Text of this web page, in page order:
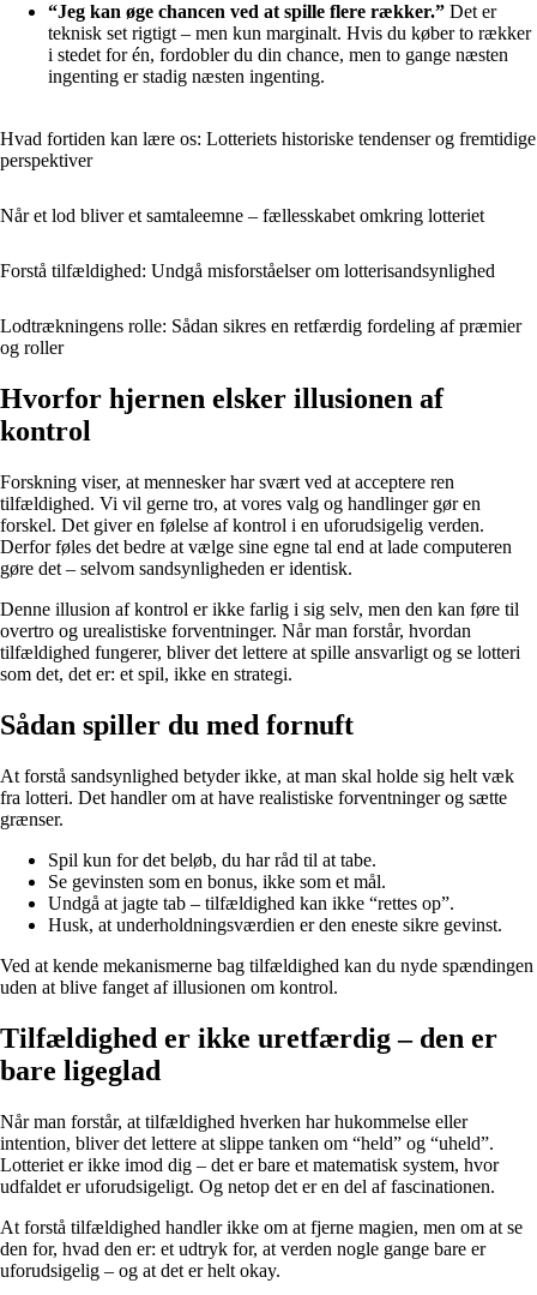
“Jeg kan øge chancen ved at spille flere rækker.” Det er
teknisk set rigtigt – men kun marginalt. Hvis du køber to rækker
i stedet for én, fordobler du din chance, men to gange næsten
ingenting er stadig næsten ingenting.
Hvad fortiden kan lære os: Lotteriets historiske tendenser og fremtidige
perspektiver
Når et lod bliver et samtaleemne – fællesskabet omkring lotteriet
Forstå tilfældighed: Undgå misforståelser om lotterisandsynlighed
Lodtrækningens rolle: Sådan sikres en retfærdig fordeling af præmier
og roller
Hvorfor hjernen elsker illusionen af
kontrol
Forskning viser, at mennesker har svært ved at acceptere ren
tilfældighed. Vi vil gerne tro, at vores valg og handlinger gør en
forskel. Det giver en følelse af kontrol i en uforudsigelig verden.
Derfor føles det bedre at vælge sine egne tal end at lade computeren
gøre det – selvom sandsynligheden er identisk.
Denne illusion af kontrol er ikke farlig i sig selv, men den kan føre til
overtro og urealistiske forventninger. Når man forstår, hvordan
tilfældighed fungerer, bliver det lettere at spille ansvarligt og se lotteri
som det, det er: et spil, ikke en strategi.
Sådan spiller du med fornuft
At forstå sandsynlighed betyder ikke, at man skal holde sig helt væk
fra lotteri. Det handler om at have realistiske forventninger og sætte
grænser.
Spil kun for det beløb, du har råd til at tabe.
Se gevinsten som en bonus, ikke som et mål.
Undgå at jagte tab – tilfældighed kan ikke “rettes op”.
Husk, at underholdningsværdien er den eneste sikre gevinst.
Ved at kende mekanismerne bag tilfældighed kan du nyde spændingen
uden at blive fanget af illusionen om kontrol.
Tilfældighed er ikke uretfærdig – den er
bare ligeglad
Når man forstår, at tilfældighed hverken har hukommelse eller
intention, bliver det lettere at slippe tanken om “held” og “uheld”.
Lotteriet er ikke imod dig – det er bare et matematisk system, hvor
udfaldet er uforudsigeligt. Og netop det er en del af fascinationen.
At forstå tilfældighed handler ikke om at fjerne magien, men om at se
den for, hvad den er: et udtryk for, at verden nogle gange bare er
uforudsigelig – og at det er helt okay.